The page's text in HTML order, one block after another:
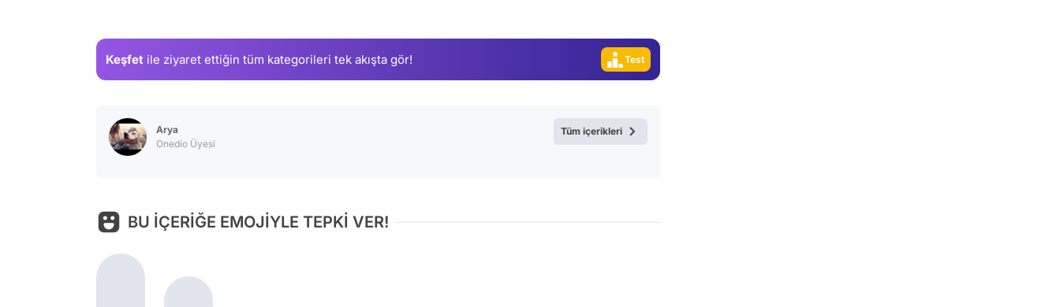
Keşfet ile ziyaret ettiğin tüm kategorileri tek akışta gör! Test
Arya
Onedio Üyesi
Tüm içerikleri
BU İÇERİĞE EMOJİYLE TEPKİ VER!